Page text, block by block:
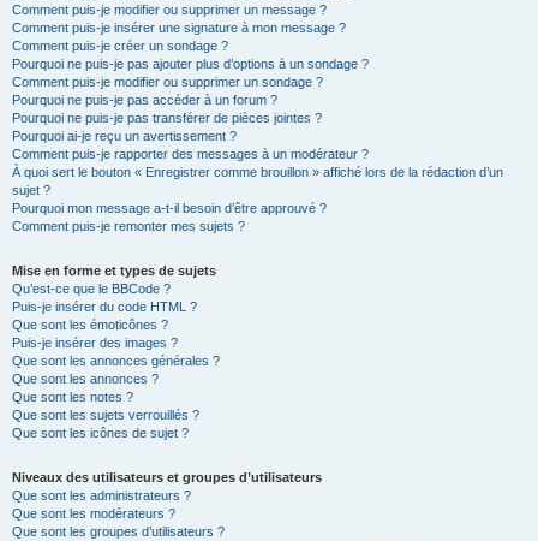
Comment puis-je modifier ou supprimer un message ?
Comment puis-je insérer une signature à mon message ?
Comment puis-je créer un sondage ?
Pourquoi ne puis-je pas ajouter plus d’options à un sondage ?
Comment puis-je modifier ou supprimer un sondage ?
Pourquoi ne puis-je pas accéder à un forum ?
Pourquoi ne puis-je pas transférer de pièces jointes ?
Pourquoi ai-je reçu un avertissement ?
Comment puis-je rapporter des messages à un modérateur ?
À quoi sert le bouton « Enregistrer comme brouillon » affiché lors de la rédaction d’un
sujet ?
Pourquoi mon message a-t-il besoin d’être approuvé ?
Comment puis-je remonter mes sujets ?
Mise en forme et types de sujets
Qu’est-ce que le BBCode ?
Puis-je insérer du code HTML ?
Que sont les émoticônes ?
Puis-je insérer des images ?
Que sont les annonces générales ?
Que sont les annonces ?
Que sont les notes ?
Que sont les sujets verrouillés ?
Que sont les icônes de sujet ?
Niveaux des utilisateurs et groupes d’utilisateurs
Que sont les administrateurs ?
Que sont les modérateurs ?
Que sont les groupes d’utilisateurs ?